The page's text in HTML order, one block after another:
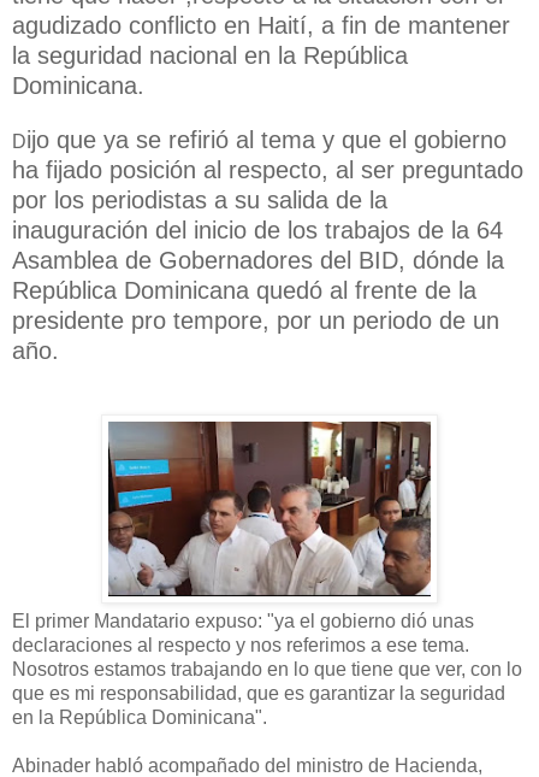
agudizado conflicto en Haití, a fin de mantener
la seguridad nacional en la República
Dominicana.
Dijo que ya se refirió al tema y que el gobierno
ha fijado posición al respecto, al ser preguntado
por los periodistas a su salida de la
inauguración del inicio de los trabajos de la 64
Asamblea de Gobernadores del BID, dónde la
República Dominicana quedó al frente de la
presidente pro tempore, por un periodo de un
año.
El primer Mandatario expuso: "ya el gobierno dió unas
declaraciones al respecto y nos referimos a ese tema.
Nosotros estamos trabajando en lo que tiene que ver, con lo
que es mi responsabilidad, que es garantizar la seguridad
en la República Dominicana".
Abinader habló acompañado del ministro de Hacienda,